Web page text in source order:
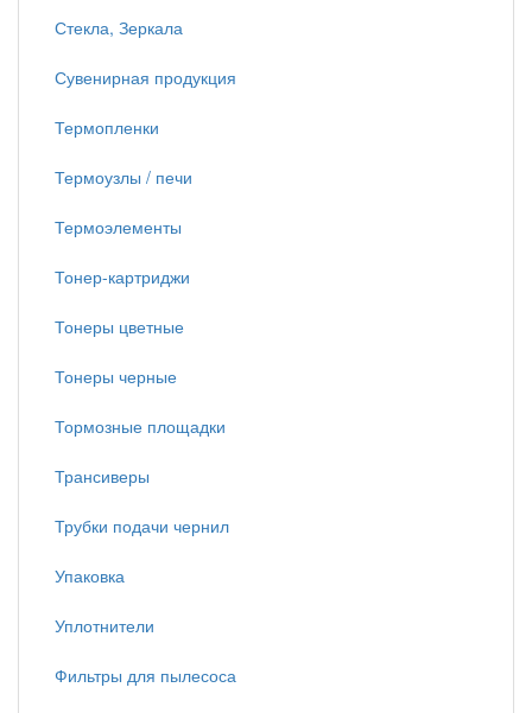
Стекла, Зеркала
Сувенирная продукция
Термопленки
Термоузлы / печи
Термоэлементы
Тонер-картриджи
Тонеры цветные
Тонеры черные
Тормозные площадки
Трансиверы
Трубки подачи чернил
Упаковка
Уплотнители
Фильтры для пылесоса